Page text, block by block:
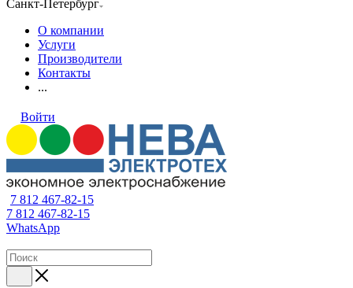
Санкт-Петербург
О компании
Услуги
Производители
Контакты
...
Войти
7 812 467-82-15
7 812 467-82-15
WhatsApp